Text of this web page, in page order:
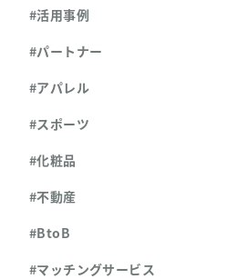
#活用事例
#パートナー
#アパレル
#スポーツ
#化粧品
#不動産
#BtoB
#マッチングサービス